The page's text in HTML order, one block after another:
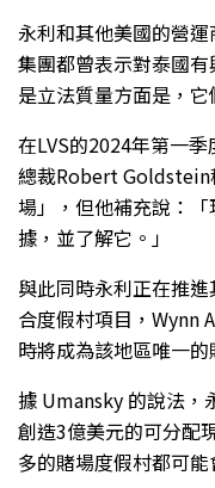
永利和其他美國的營運
集團都曾表示對泰國
是立法質量方面是，
在LVS的2024年第一
總裁Robert Goldstein
場」，但他補充說：
據，並了解它。」
與此同時永利正在推
合度假村項目，Wynn
時將成為該地區唯一的
據 Umansky 的說法，
創造3億美元的可分配
多的賭場度假村都可能